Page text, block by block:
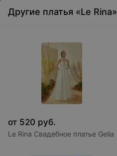
Другие платья «Le Rina»
от 520 руб.
Le Rina Свадебное платье Gelia